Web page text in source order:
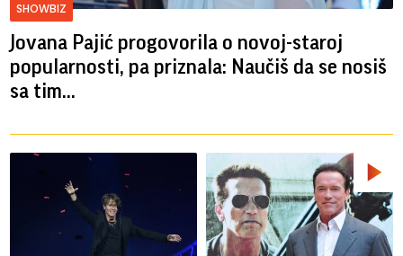
SHOWBIZ
Jovana Pajić progovorila o novoj-staroj
popularnosti, pa priznala: Naučiš da se nosiš
sa tim...